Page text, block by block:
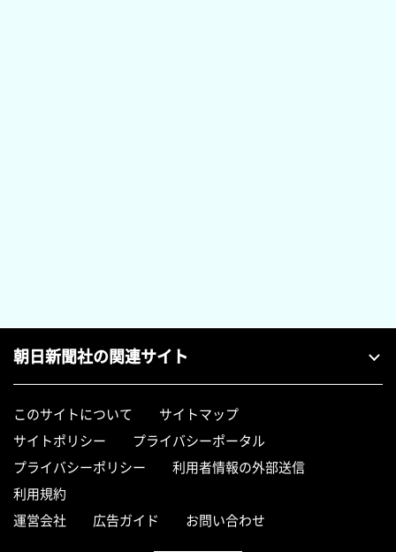
朝日新聞社の関連サイト
このサイトについて
サイトマップ
サイトポリシー
プライバシーポータル
プライバシーポリシー
利用者情報の外部送信
利用規約
運営会社
広告ガイド お問い合わせ